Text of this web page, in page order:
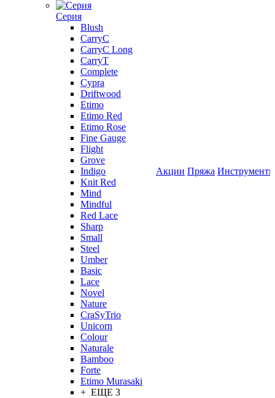
Серия
Blush
CarryC
CarryC Long
CarryT
Complete
Cypra
Driftwood
Etimo
Etimo Red
Etimo Rose
Fine Gauge
Flight
Grove
Indigo
Knit Red
Mind
Mindful
Red Lace
Sharp
Small
Steel
Umber
Basic
Lace
Novel
Nature
CraSyTrio
Unicorn
Colour
Naturale
Bamboo
Forte
Etimo Murasaki
+ ЕЩЕ 3
Акции Пряжа Инструменты